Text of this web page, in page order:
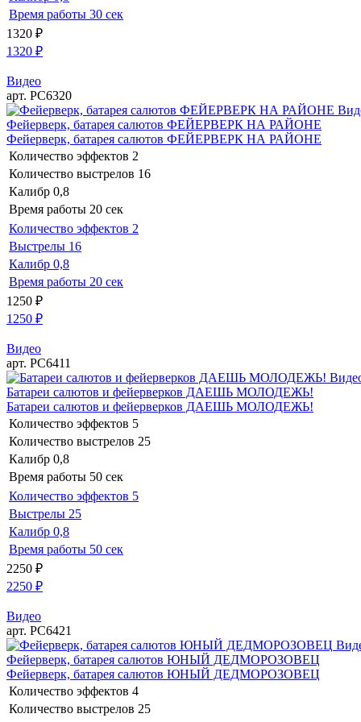
Время работы 30 сек
1320 ₽
1320 ₽
Видео
арт. РС6320
Фейерверк, батарея салютов ФЕЙЕРВЕРК НА РАЙОНЕ
Фейерверк, батарея салютов ФЕЙЕРВЕРК НА РАЙОНЕ
Количество эффектов 2
Количество выстрелов 16
Калибр 0,8
Время работы 20 сек
Количество эффектов 2
Выстрелы 16
Калибр 0,8
Время работы 20 сек
1250 ₽
1250 ₽
Видео
арт. РС6411
Батареи салютов и фейерверков ДАЕШЬ МОЛОДЕЖЬ!
Батареи салютов и фейерверков ДАЕШЬ МОЛОДЕЖЬ!
Количество эффектов 5
Количество выстрелов 25
Калибр 0,8
Время работы 50 сек
Количество эффектов 5
Выстрелы 25
Калибр 0,8
Время работы 50 сек
2250 ₽
2250 ₽
Видео
арт. РС6421
Фейерверк, батарея салютов ЮНЫЙ ДЕДМОРОЗОВЕЦ
Фейерверк, батарея салютов ЮНЫЙ ДЕДМОРОЗОВЕЦ
Количество эффектов 4
Количество выстрелов 25